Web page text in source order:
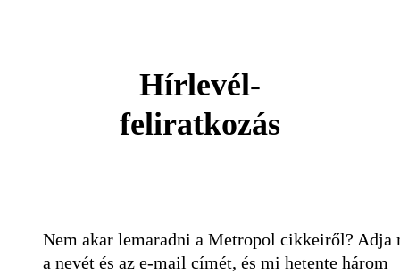
Hírlevél-
feliratkozás
Nem akar lemaradni a Metropol cikkeiről? Adja
a nevét és az e-mail címét, és mi hetente három